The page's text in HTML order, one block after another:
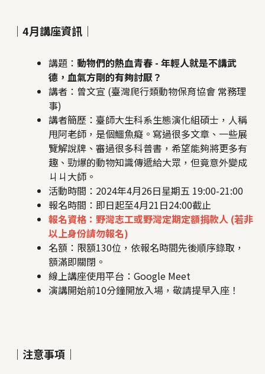
｜4月講座資訊｜
講題： 動物們的熱血青春 - 年輕人就是不講武
德，血氣方剛的有夠討厭？
講者：曾文宣 (臺灣爬行類動物保育協會 常務理
事)
講者簡歷：臺師大生科系生態演化組碩士，人稱
甩阿老師，是個鱷魚癡。寫過很多文章、一些展
覽解說牌、審過很多科普書，希望能夠將更多有
趣、勁爆的動物知識傳遞給大眾，但竟意外變成
ㄐㄐ大師。
活動時間：2024年4月26日星期五 19:00-21:00
報名時間：即日起至4月21日24:00截止
報名資格：野灣志工或野灣定期定額捐款人 (若非
以上身份請勿報名)
名額：限額130位，依報名時間先後順序錄取，
額滿即關閉。
線上講座使用平台：Google Meet
演講開始前10分鐘開放入場，敬請提早入座！
｜注意事項｜